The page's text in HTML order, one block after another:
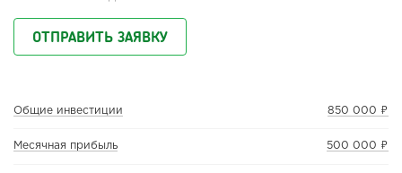
ОТПРАВИТЬ ЗАЯВКУ
Общие инвестиции 850 000 ₽
Месячная прибыль 500 000 ₽